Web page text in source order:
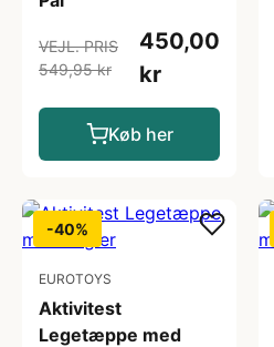
VEJL. PRIS
549,95 kr
450,00
kr
Køb her
-40%
EUROTOYS
Aktivitest
Legetæppe med